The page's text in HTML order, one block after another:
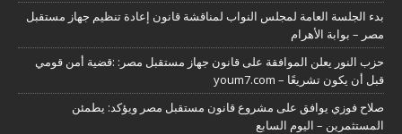
بدء الجلسة العامة لمجلس النواب لمناقشة قانون إعادة تنظيم جهاز مستقبل
مصر – بوابة الأهرام
حزب النور يعلن الموافقة على قانون جهاز مستقبل مصر: :قضية أمن قومي
قبل أن يكون تشريعًا – youm7.com
صلاح فوزي يوافق على مشروع قانون مستقبل مصر ويؤكد: يطمئن
المستثمرين – اليوم السابع